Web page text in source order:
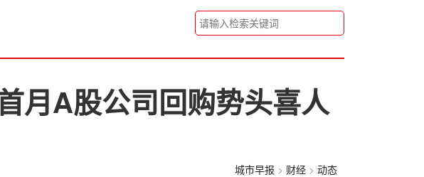
月A股公司回购势头喜人
城市早报 > 财经 > 动态